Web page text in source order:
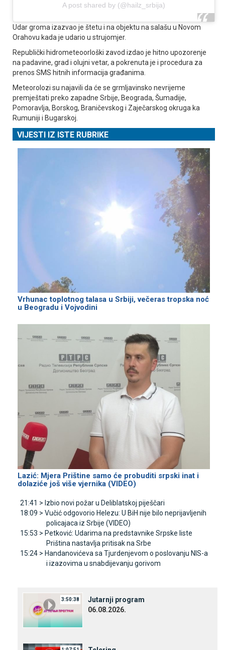
A post shared by (@hailz_srbija)
Udar groma izazvao je štetu i na objektu na salašu u Novom
Orahovu kada je udario u strujomjer.
Republički hidrometeoorloški zavod izdao je hitno upozorenje
na padavine, grad i olujni vetar, a pokrenuta je i procedura za
prenos SMS hitnih informacija građanima.
Meteorolozi su najavili da će se grmljavinsko nevrijeme
premještati preko zapadne Srbije, Beograda, Šumadije,
Pomoravlja, Borskog, Braničevskog i Zaječarskog okruga ka
Rumuniji i Bugarskoj.
VIJESTI IZ ISTE RUBRIKE
Vrhunac toplotnog talasa u Srbiji, večeras tropska noć
u Beogradu i Vojvodini
Lazić: Mjera Prištine samo će probuditi srpski inat i
dolaziće još više vjernika (VIDEO)
21:41 > Izbio novi požar u Deliblatskoj piješčari
18:09 > Vučić odgovorio Helezu: U BiH nije bilo neprijavljenih
policajaca iz Srbije (VIDEO)
15:53 > Petković: Udarima na predstavnike Srpske liste
Priština nastavlja pritisak na Srbe
15:24 > Handanovićeva sa Tjurdenjevom o poslovanju NIS-a
i izazovima u snabdijevanju gorivom
3:50:38
Јutarnji program
06.08.2026.